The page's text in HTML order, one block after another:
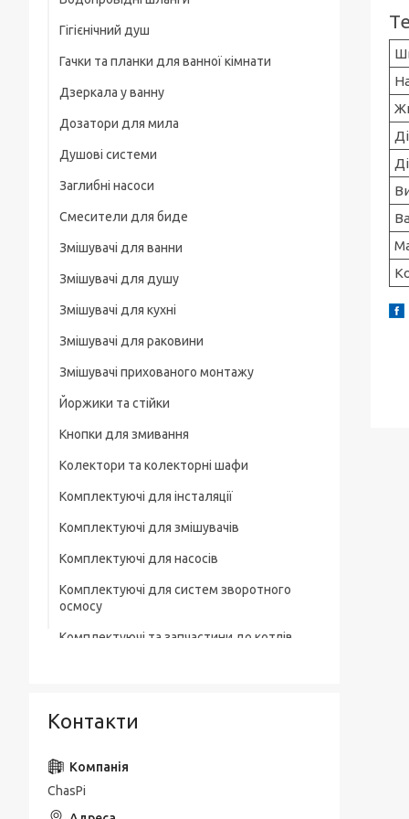
Для смартфонів
На груди / плече / пояс
Штативні головки
Магнітні тримачі
Для велосипеда, мотоцикла
Гігієнічний душ
Гачки та планки для ванної кімнати
Дзеркала у ванну
Дозатори для мила
Душові системи
Заглибні насоси
Смесители для биде
Змішувачі для ванни
Змішувачі для душу
Змішувачі для кухні
Змішувачі для раковини
Змішувачі прихованого монтажу
Йоржики та стійки
Кнопки для змивання
Колектори та колекторні шафи
Комплектуючі для інсталяції
Комплектуючі для змішувачів
Комплектуючі для насосів
Комплектуючі для систем зворотного
осмосу
Комплектуючі та запчастини до котлів
Лотки для зливної каналізації
Мильниці
Монтажні елементи
Контакти
ChasPi